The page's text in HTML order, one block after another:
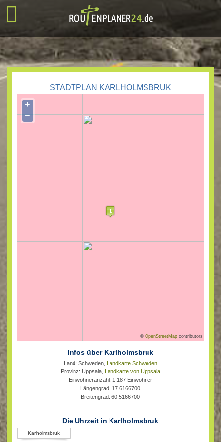
STADTPLAN KARLHOLMSBRUK
+
−
©OpenStreetMap contributors
Infos über Karlholmsbruk
Land: Schweden, Landkarte Schweden
Provinz: Uppsala, Landkarte von Uppsala
Einwohneranzahl: 1.187 Einwohner
Längengrad: 17.6166700
Breitengrad: 60.5166700
Die Uhrzeit in Karlholmsbruk
Karlholmsbruk